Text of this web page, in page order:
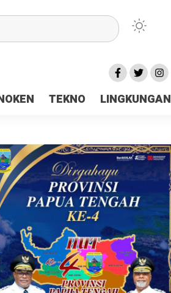
TEKNO LINGKUNGAN
Ceria Tanah Papua
Daerah Rp23 Miliar Disorot